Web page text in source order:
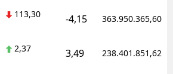
113,30 -4,15 363.950.365,60
2,37 3,49 238.401.851,62